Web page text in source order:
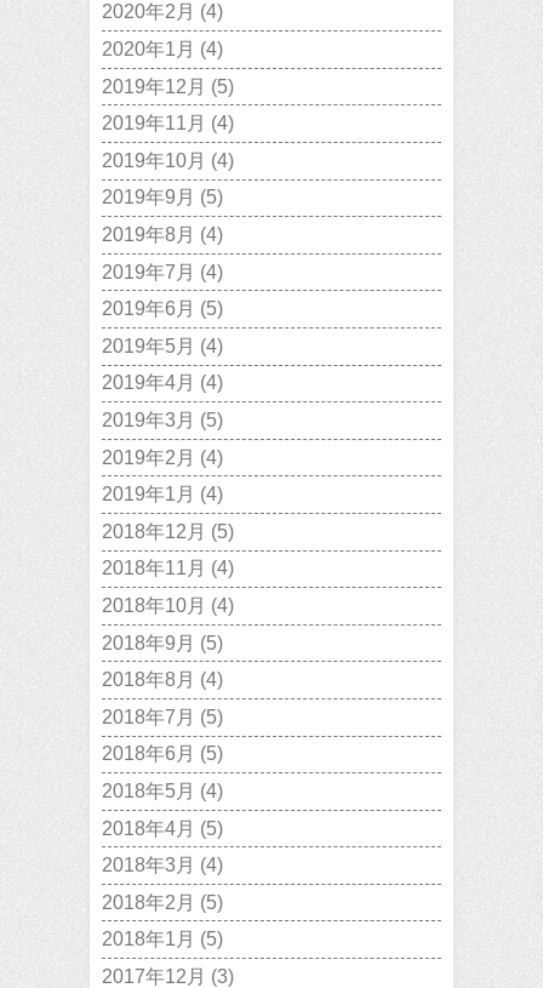
2020年2月 (4)
2020年1月 (4)
2019年12月 (5)
2019年11月 (4)
2019年10月 (4)
2019年9月 (5)
2019年8月 (4)
2019年7月 (4)
2019年6月 (5)
2019年5月 (4)
2019年4月 (4)
2019年3月 (5)
2019年2月 (4)
2019年1月 (4)
2018年12月 (5)
2018年11月 (4)
2018年10月 (4)
2018年9月 (5)
2018年8月 (4)
2018年7月 (5)
2018年6月 (5)
2018年5月 (4)
2018年4月 (5)
2018年3月 (4)
2018年2月 (5)
2018年1月 (5)
2017年12月 (3)